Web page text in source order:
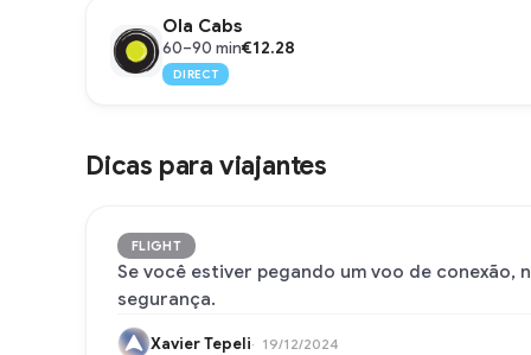
Ola Cabs
60–90 min€12.28
DIRECT
Dicas para viajantes
FLIGHT
Se você estiver pegando um voo de
segurança.
Xavier Tepeli 19/12/2024